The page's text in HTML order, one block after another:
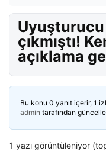
çıkmıştı!
açıklama
Bu konu 0 yanıt içerir, 1
admin tarafından
1 yazı görüntüleniyor